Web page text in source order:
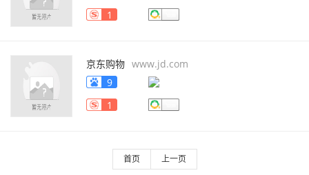
1
京东购物 www.jd.com
9
1
首页 上一页